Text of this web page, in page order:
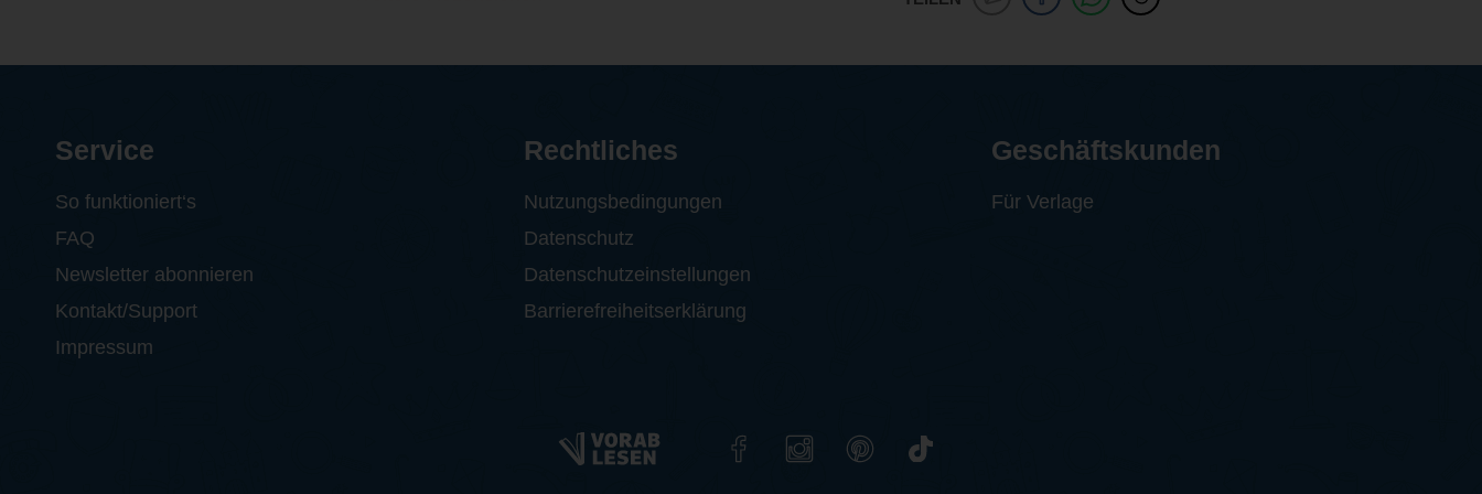
Service
So funktioniert‘s
FAQ
Newsletter abonnieren
Kontakt/Support
Impressum
Rechtliches
Nutzungsbedingungen
Datenschutz
Datenschutzeinstellungen
Barrierefreiheitserklärung
Geschäftskunden
Für Verlage